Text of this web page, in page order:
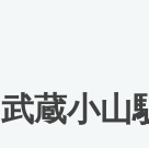
武蔵小山